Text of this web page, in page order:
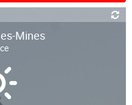
Mines